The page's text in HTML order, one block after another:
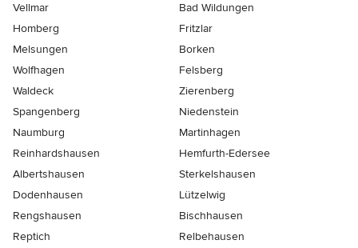
Vellmar
Bad Wildungen
Homberg
Fritzlar
Melsungen
Borken
Wolfhagen
Felsberg
Waldeck
Zierenberg
Spangenberg
Niedenstein
Naumburg
Martinhagen
Reinhardshausen
Hemfurth-Edersee
Albertshausen
Sterkelshausen
Dodenhausen
Lützelwig
Rengshausen
Bischhausen
Reptich
Relbehausen